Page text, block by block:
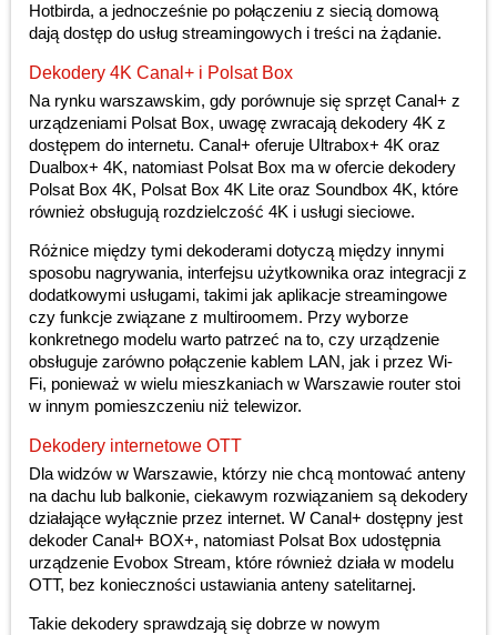
Hotbirda, a jednocześnie po połączeniu z siecią domową
dają dostęp do usług streamingowych i treści na żądanie.
Dekodery 4K Canal+ i Polsat Box
Na rynku warszawskim, gdy porównuje się sprzęt Canal+ z
urządzeniami Polsat Box, uwagę zwracają dekodery 4K z
dostępem do internetu. Canal+ oferuje Ultrabox+ 4K oraz
Dualbox+ 4K, natomiast Polsat Box ma w ofercie dekodery
Polsat Box 4K, Polsat Box 4K Lite oraz Soundbox 4K, które
również obsługują rozdzielczość 4K i usługi sieciowe.
Różnice między tymi dekoderami dotyczą między innymi
sposobu nagrywania, interfejsu użytkownika oraz integracji z
dodatkowymi usługami, takimi jak aplikacje streamingowe
czy funkcje związane z multiroomem. Przy wyborze
konkretnego modelu warto patrzeć na to, czy urządzenie
obsługuje zarówno połączenie kablem LAN, jak i przez Wi-
Fi, ponieważ w wielu mieszkaniach w Warszawie router stoi
w innym pomieszczeniu niż telewizor.
Dekodery internetowe OTT
Dla widzów w Warszawie, którzy nie chcą montować anteny
na dachu lub balkonie, ciekawym rozwiązaniem są dekodery
działające wyłącznie przez internet. W Canal+ dostępny jest
dekoder Canal+ BOX+, natomiast Polsat Box udostępnia
urządzenie Evobox Stream, które również działa w modelu
OTT, bez konieczności ustawiania anteny satelitarnej.
Takie dekodery sprawdzają się dobrze w nowym